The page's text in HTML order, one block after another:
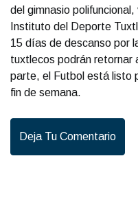
del gimnasio
Instituto del Deporte
15 días de descanso por
tuxtlecos podrán retornar
parte, el Futbol está listo
fin de semana.
Deja Tu Comentario